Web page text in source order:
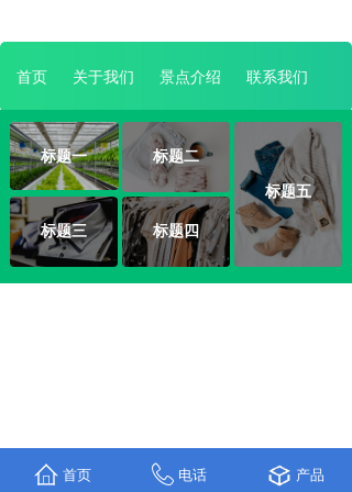
首页 关于我们 景点介绍 联系我们
标题一
标题五
标题二
标题三 标题四
首页 电话 产品